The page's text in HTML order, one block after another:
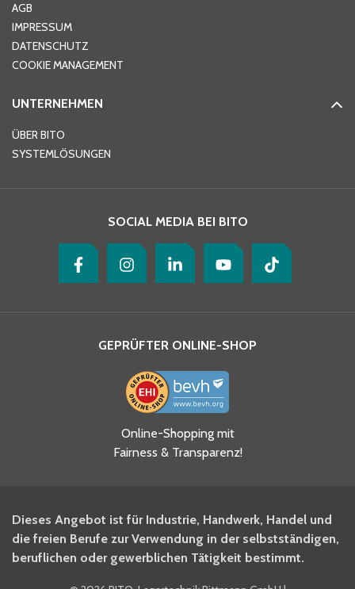
Telefon
Ja, ich habe die
Datenschutzhinweise gelesen
und akzeptiere diese.
BITO Newsletter Fachwissen
Intralogistiker anmelden.
AGB
IMPRESSUM
DATENSCHUTZ
COOKIE MANAGEMENT
UNTERNEHMEN
ÜBER BITO
SYSTEMLÖSUNGEN
SOCIAL MEDIA BEI BITO
GEPRÜFTER ONLINE-SHOP
Online-Shopping mit
Fairness & Transparenz!
Dieses Angebot ist für Industrie, Handwerk, Handel und
die freien Berufe zur Verwendung in der selbstständigen,
beruflichen oder gewerblichen Tätigkeit bestimmt.